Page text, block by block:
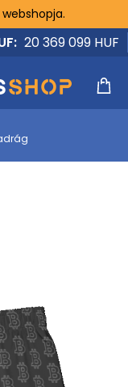
20 369 099 HUF